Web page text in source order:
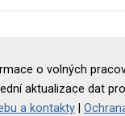
o volných
aktualizace dat
a kontakty